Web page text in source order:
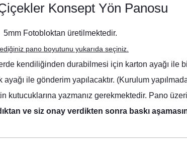
Çiçekler Konsept Peçete
Konsept Yön Panosu
5mm Fotobloktan üretilmektedir.
pano boyutunu yukarıda seçiniz.
kendiliğinden durabilmesi için karton ayağı ile
ile gönderim yapılacaktır. (Kurulum
kutucuklarına yazmanız gerekmektedir. Pano
ve siz onay verdikten sonra baskı